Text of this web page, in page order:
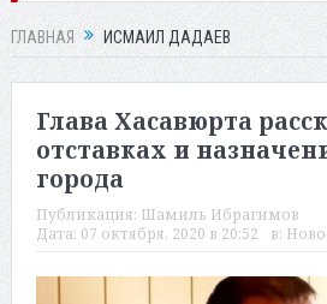
ГЛАВНАЯ ИСМАИЛ ДАДАЕВ
Глава Хасавюрта
отставках и
города
Публикация: Шамиль Ибрагимов
Дата: 07 октября, 2020 в 20:52 в: